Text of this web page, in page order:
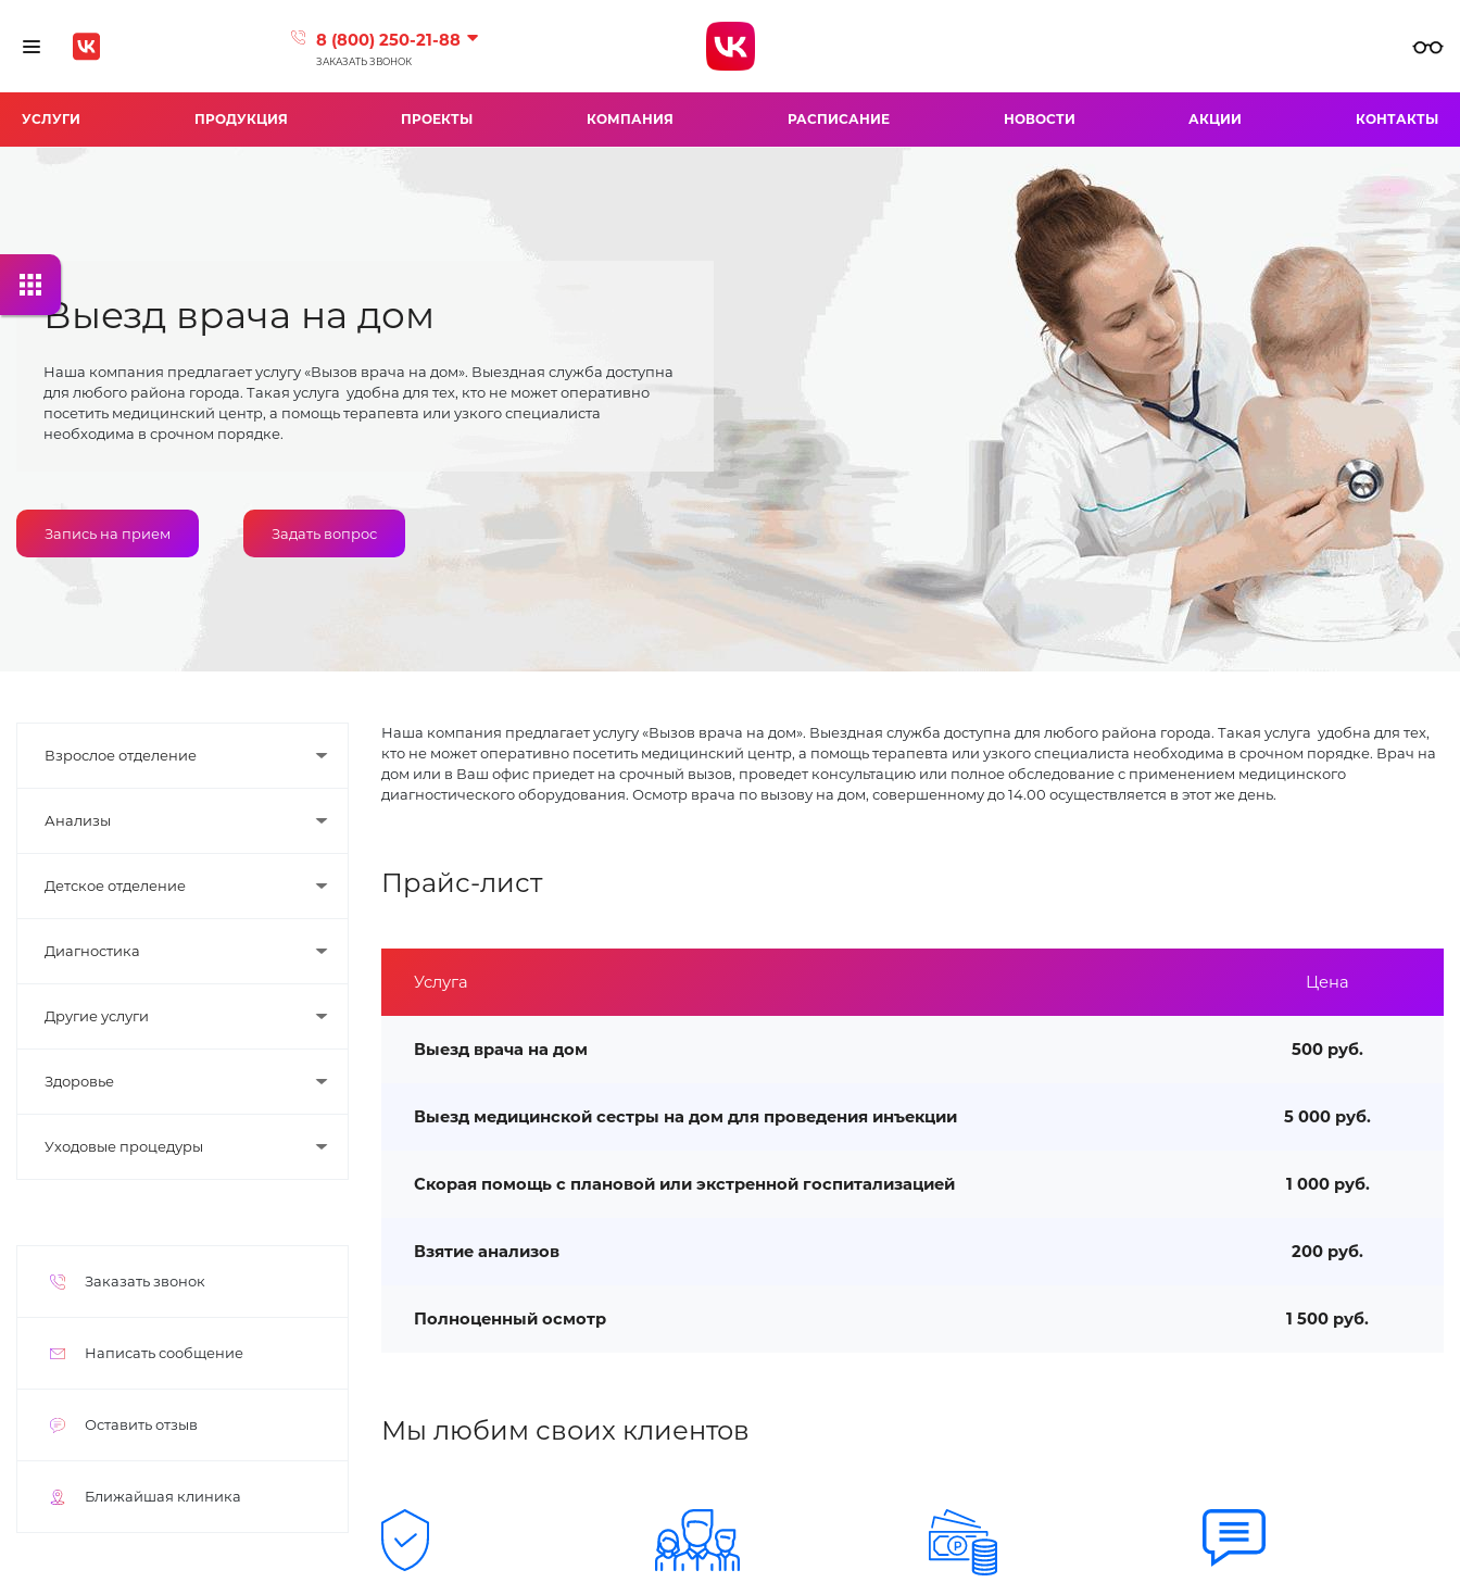
Toggle navigation 8 (800) 250-21-88
ЗАКАЗАТЬ ЗВОНОК
УСЛУГИ ПРОДУКЦИЯ ПРОЕКТЫ КОМПАНИЯ РАСПИСАНИЕ НОВОСТИ АКЦИИ КОНТАКТЫ
Выезд врача на дом
Наша компания предлагает услугу «Вызов врача на дом». Выездная служба доступна
для любого района города. Такая услуга удобна для тех, кто не может оперативно
посетить медицинский центр, а помощь терапевта или узкого специалиста
необходима в срочном порядке.
Запись на прием Задать вопрос
Взрослое отделение
Анализы
Детское отделение
Диагностика
Другие услуги
Здоровье
Уходовые процедуры
Заказать звонок
Написать сообщение
Оставить отзыв
Ближайшая клиника
Наша компания предлагает услугу «Вызов врача на дом». Выездная служба доступна для любого района города. Такая услуга удобна для тех,
кто не может оперативно посетить медицинский центр, а помощь терапевта или узкого специалиста необходима в срочном порядке. Врач на
дом или в Ваш офис приедет на срочный вызов, проведет консультацию или полное обследование с применением медицинского
диагностического оборудования. Осмотр врача по вызову на дом, совершенному до 14.00 осуществляется в этот же день.
Прайс-лист
Услуга Цена
Выезд врача на дом 500 руб.
Выезд медицинской сестры на дом для проведения инъекции 5 000 руб.
Скорая помощь с плановой или экстренной госпитализацией 1 000 руб.
Взятие анализов 200 руб.
Полноценный осмотр 1 500 руб.
Мы любим своих клиентов